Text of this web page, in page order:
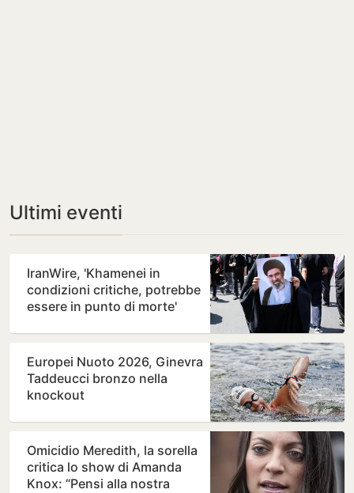
Ultimi eventi
IranWire, 'Khamenei in
condizioni critiche, potrebbe
essere in punto di morte'
Europei Nuoto 2026, Ginevra
Taddeucci bronzo nella
knockout
Omicidio Meredith, la sorella
critica lo show di Amanda
Knox: “Pensi alla nostra